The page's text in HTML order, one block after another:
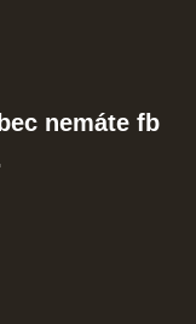
nemáte fb